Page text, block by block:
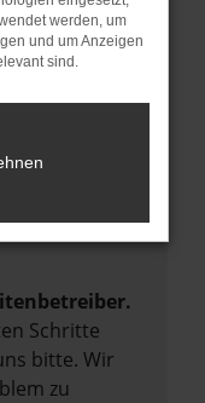
beheben.
Stand
nur ein
auch dazu
Schritte
bitte. Wir
zu
werden, um
und um Anzeigen
sind.